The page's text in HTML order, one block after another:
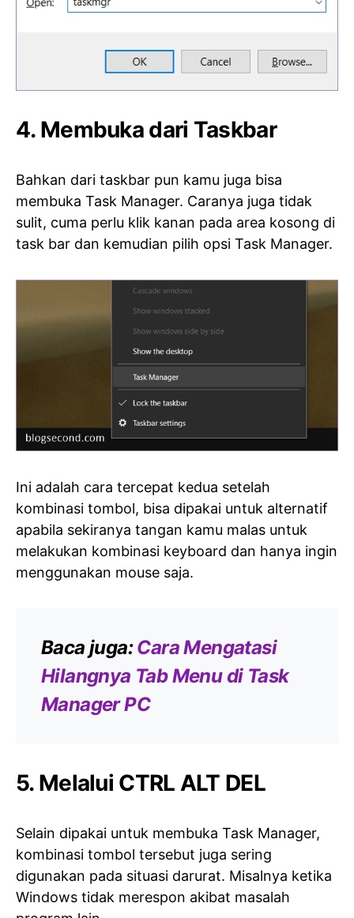
4. Membuka dari Taskbar
Bahkan dari taskbar pun kamu juga bisa
membuka Task Manager. Caranya juga tidak
sulit, cuma perlu klik kanan pada area kosong di
task bar dan kemudian pilih opsi Task Manager.
Ini adalah cara tercepat kedua setelah
kombinasi tombol, bisa dipakai untuk alternatif
apabila sekiranya tangan kamu malas untuk
melakukan kombinasi keyboard dan hanya ingin
menggunakan mouse saja.
Baca juga:Cara Mengatasi
Hilangnya Tab Menu di Task
Manager PC
5. Melalui CTRL ALT DEL
Selain dipakai untuk membuka Task Manager,
kombinasi tombol tersebut juga sering
digunakan pada situasi darurat. Misalnya ketika
Windows tidak merespon akibat masalah